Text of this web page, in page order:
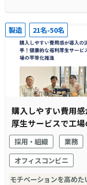
製造 21名-50名
購入しやすい費用
厚生サービスで工
採用・組織 業務
オフィスコンビニ
モチベーションを高めた